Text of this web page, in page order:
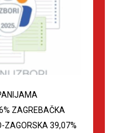
ZAGREBAČKA
ZAGORSKA 39,07%